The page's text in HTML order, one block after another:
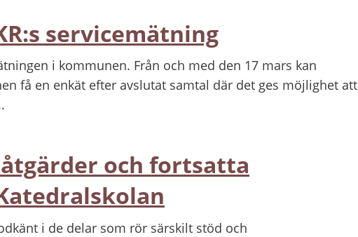
servicemätning
i kommunen. Från och med den 17 mars kan
få en enkät efter avslutat samtal där det ges möjlighet att
och fortsatta
i de delar som rör särskilt stöd och